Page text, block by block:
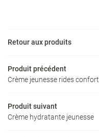
Soins
Onglerie
Bronzage
Nos tarifs
E-Shop
Retour aux produits
Produit précédent
Crème jeunesse rides confort
Produit suivant
Crème hydratante jeunesse